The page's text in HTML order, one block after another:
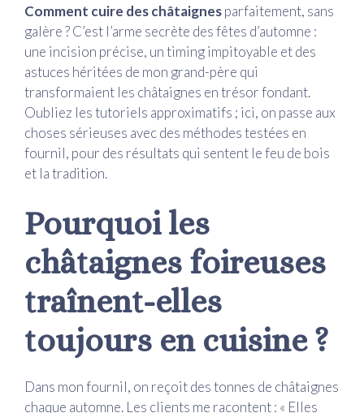
Comment cuire des châtaignesparfaitement, sans
galère ? C’est l’arme secrète des fêtes d’automne :
une incision précise, un timing impitoyable et des
astuces héritées de mon grand-père qui
transformaient les châtaignes en trésor fondant.
Oubliez les tutoriels approximatifs ; ici, on passe aux
choses sérieuses avec des méthodes testées en
fournil, pour des résultats qui sentent le feu de bois
et la tradition.
Pourquoi les
châtaignes foireuses
traînent-elles
toujours en cuisine ?
Dans mon fournil, on reçoit des tonnes de châtaignes
chaque automne. Les clients me racontent : « Elles